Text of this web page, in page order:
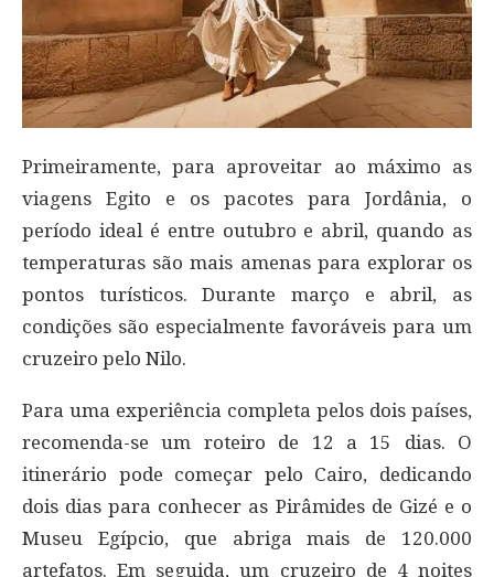
Primeiramente, para aproveitar ao máximo as
viagens Egito e os pacotes para Jordânia, o
período ideal é entre outubro e abril, quando as
temperaturas são mais amenas para explorar os
pontos turísticos. Durante março e abril, as
condições são especialmente favoráveis para um
cruzeiro pelo Nilo.
Para uma experiência completa pelos dois países,
recomenda-se um roteiro de 12 a 15 dias. O
itinerário pode começar pelo Cairo, dedicando
dois dias para conhecer as Pirâmides de Gizé e o
Museu Egípcio, que abriga mais de 120.000
artefatos. Em seguida, um cruzeiro de 4 noites